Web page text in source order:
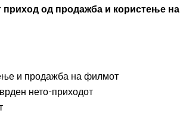
приход од продажба и користење на
и продажба на филмот
нето-приходот